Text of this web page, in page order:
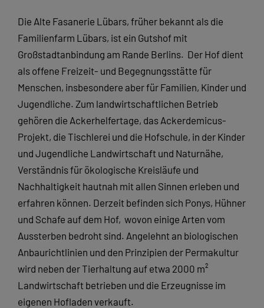
Die Alte Fasanerie Lübars, früher bekannt als die
Familienfarm Lübars, ist ein Gutshof mit
Großstadtanbindung am Rande Berlins. Der Hof dient
als offene Freizeit- und Begegnungsstätte für
Menschen, insbesondere aber für Familien, Kinder und
Jugendliche. Zum landwirtschaftlichen Betrieb
gehören die Ackerhelfertage, das Ackerdemicus-
Projekt, die Tischlerei und die Hofschule, in der Kinder
und Jugendliche Landwirtschaft und Naturnähe,
Verständnis für ökologische Kreisläufe und
Nachhaltigkeit hautnah mit allen Sinnen erleben und
erfahren können. Derzeit befinden sich Ponys, Hühner
und Schafe auf dem Hof, wovon einige Arten vom
Aussterben bedroht sind. Angelehnt an biologischen
Anbaurichtlinien und den Prinzipien der Permakultur
wird neben der Tierhaltung auf etwa 2000 m²
Landwirtschaft betrieben und die Erzeugnisse im
eigenen Hofladen verkauft.